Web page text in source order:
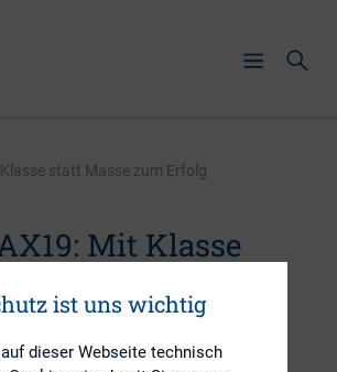
statt Masse zum Erfolg
Mit Klasse
zum Erfolg
ist uns wichtig
dieser Webseite technisch